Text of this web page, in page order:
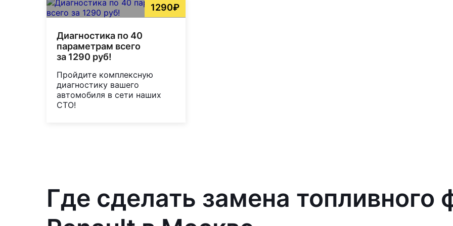
1290₽
Диагностика по 40
параметрам всего
за 1290 руб!
Пройдите комплексную
диагностику вашего
автомобиля в сети наших
СТО!
Где сделать замена топливного